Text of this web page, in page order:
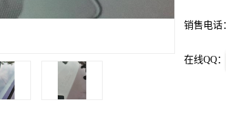
销售电话
在线QQ：